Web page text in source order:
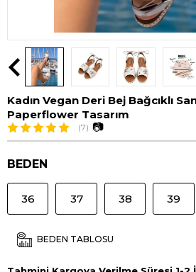
Kadın Vegan Deri Bej Bağcıklı
Paperflower Tasarım
(7) 📷
BEDEN
36 37 38 39
BEDEN TABLOSU